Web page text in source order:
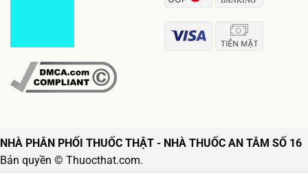
NHÀ PHÂN PHỐI THUỐC THẬT - NHÀ THUỐC AN TÂM SỐ 16
Bản quyền © Thuocthat.com.